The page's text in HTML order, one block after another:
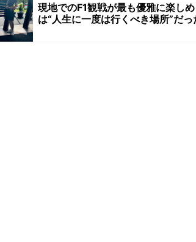
現地でのF1観戦が最も優雅に楽し
は“人生に一度は行くべき場所”だっ